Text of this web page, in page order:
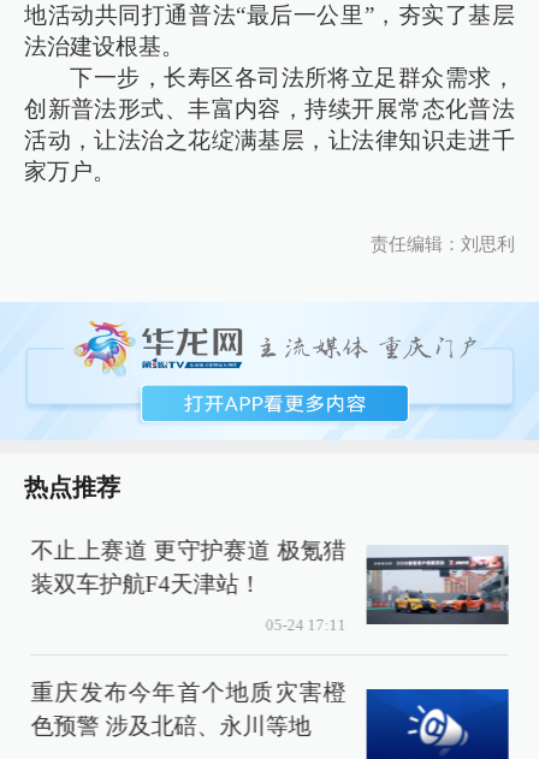
地活动共同打通普法“最后一公里”，夯实了基层
法治建设根基。
下一步，长寿区各司法所将立足群众需求，
创新普法形式、丰富内容，持续开展常态化普法
活动，让法治之花绽满基层，让法律知识走进千
家万户。
责任编辑：刘思利
热点推荐
不止上赛道 更守护赛道 极氪猎
装双车护航F4天津站！
05-24 17:11
重庆发布今年首个地质灾害橙
色预警 涉及北碚、永川等地